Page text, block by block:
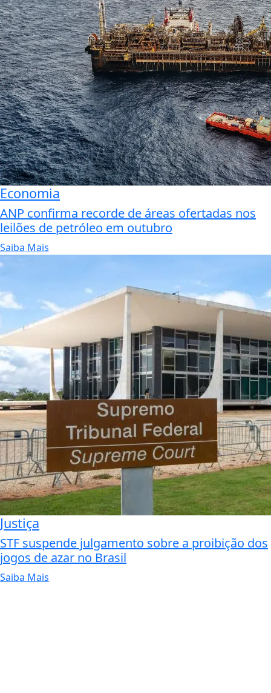
Economia
ANP confirma recorde de áreas ofertadas nos
leilões de petróleo em outubro
Saiba Mais
Justiça
STF suspende julgamento sobre a proibição dos
jogos de azar no Brasil
Saiba Mais